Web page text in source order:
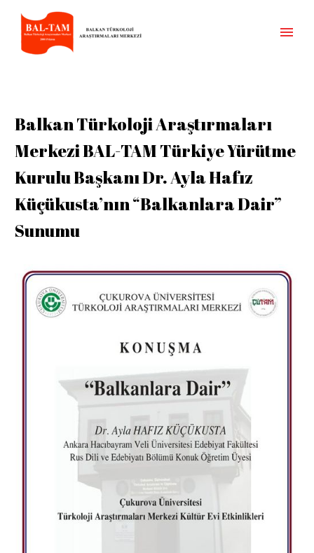
Balkan Türkoloji Araştırmaları
Merkezi BAL-TAM Türkiye Yürütme
Kurulu Başkanı Dr. Ayla Hafız
Küçükusta’nın “Balkanlara Dair”
Sunumu